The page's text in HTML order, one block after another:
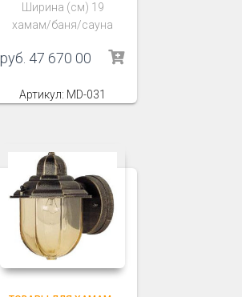
Ширина (см) 19
хамам/баня/сауна
руб. 47 670 00
Артикул: MD-031